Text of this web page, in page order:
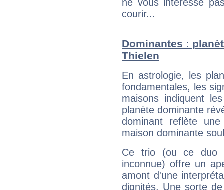
ne vous intéresse
courir...
Dominantes :
Thielen
En astrologie, les
fondamentales, les
maisons indiquent
planète dominante
dominant reflète
maison dominante
Ce trio (ou ce duo
inconnue) offre un
amont d'une
dignités. Une sorte